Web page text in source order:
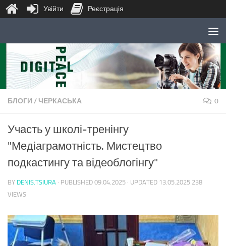
Skip to content
БЛОГИ / ЧЕРКАСЬКА 0
Участь у школі-тренінгу
"Медіаграмотність. Мистецтво
подкастингу та відеоблогінгу"
BY DENIS.TSIURA · PUBLISHED 09.04.2025 · UPDATED 13.05.2025 238
VIEWS
Увійти Реєстрація